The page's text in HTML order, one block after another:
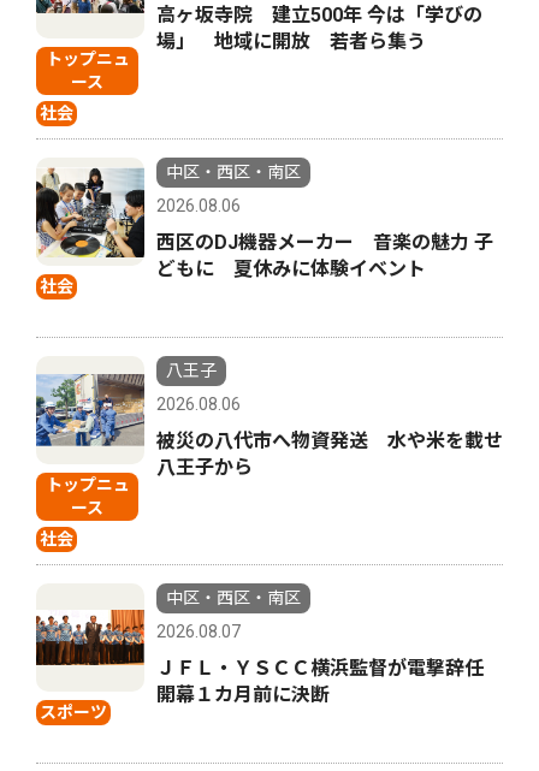
トップニュ
ース
社会
高ヶ坂寺院 建立500年 今は「学びの
場」 地域に開放 若者ら集う
社会
中区・西区・南区
2026.08.06
西区のDJ機器メーカー 音楽の魅力 子
どもに 夏休みに体験イベント
トップニュ
ース
社会
八王子
2026.08.06
被災の八代市へ物資発送 水や米を載せ
八王子から
スポーツ
中区・西区・南区
2026.08.07
ＪＦＬ・ＹＳＣＣ横浜監督が電撃辞任
開幕１カ月前に決断